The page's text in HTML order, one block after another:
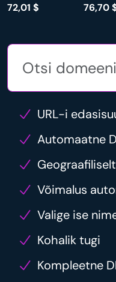
72,01 $
76,70
URL-i
Automaatne
Võimalus
Valige ise
Kohalik tugi
Kompleetne